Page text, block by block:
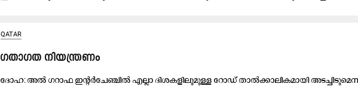
QATAR
ഗ​താ​ഗ​ത നി​യ​ന്ത്ര​ണം
ദോ​ഹ: അ​ൽ ഗ​റാ​ഫ ഇ​ന്റ​ർ​ചേ​ഞ്ചി​ൽ എ​ല്ലാ ദി​ശ​ക​ളി​ലു​മു​ള്ള റോ​ഡ് താ​ൽ​ക്കാ​ലി​ക​മാ​യി